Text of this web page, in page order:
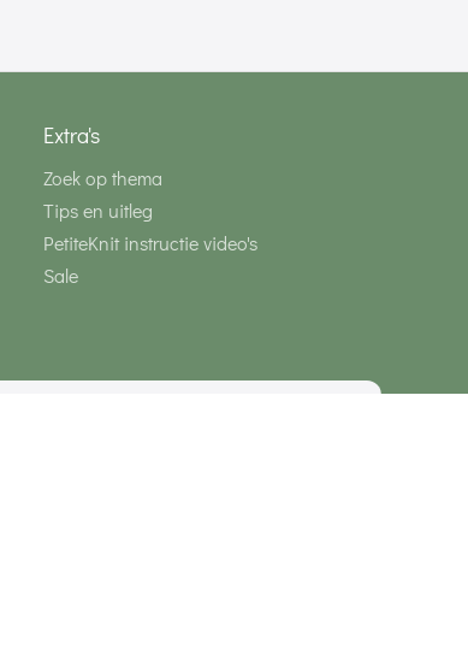
Extra's
Zoek op thema
Tips en uitleg
PetiteKnit instructie video's
Sale